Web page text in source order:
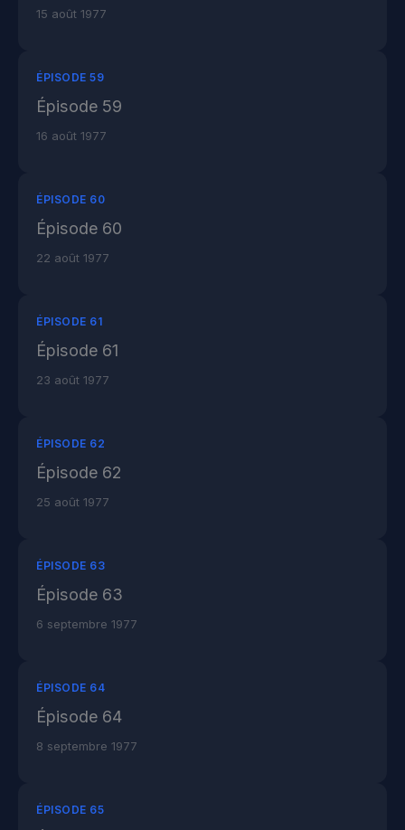
15 août 1977
ÉPISODE 59
Épisode 59
16 août 1977
ÉPISODE 60
Épisode 60
22 août 1977
ÉPISODE 61
Épisode 61
23 août 1977
ÉPISODE 62
Épisode 62
25 août 1977
ÉPISODE 63
Épisode 63
6 septembre 1977
ÉPISODE 64
Épisode 64
8 septembre 1977
ÉPISODE 65